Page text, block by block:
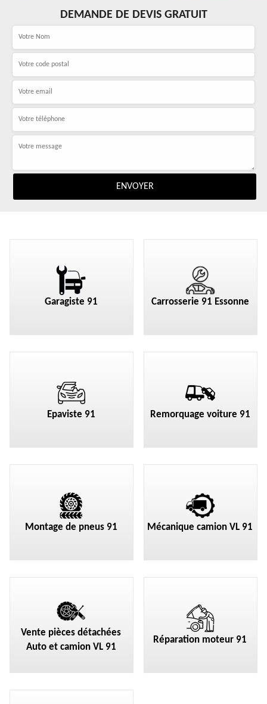
DEMANDE DE DEVIS GRATUIT
Garagiste 91 Carrosserie 91 Essonne
Epaviste 91 Remorquage voiture 91
Montage de pneus 91 Mécanique camion VL 91
Vente pièces détachées
Auto et camion VL 91
Réparation moteur 91